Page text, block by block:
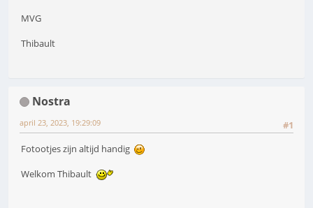
MVG
Thibault
Nostra
#1
april 23, 2023, 19:29:09
Fotootjes zijn altijd handig
Welkom Thibault